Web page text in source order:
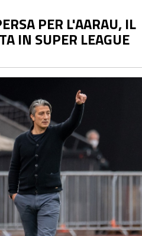
PER L'AARAU, IL
IN SUPER LEAGUE